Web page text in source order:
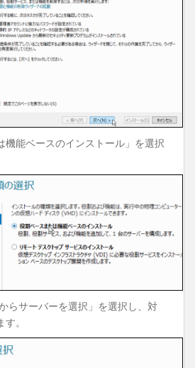
機能ベースのインストール」を選択
らサーバーを選択」を選択し、対
。